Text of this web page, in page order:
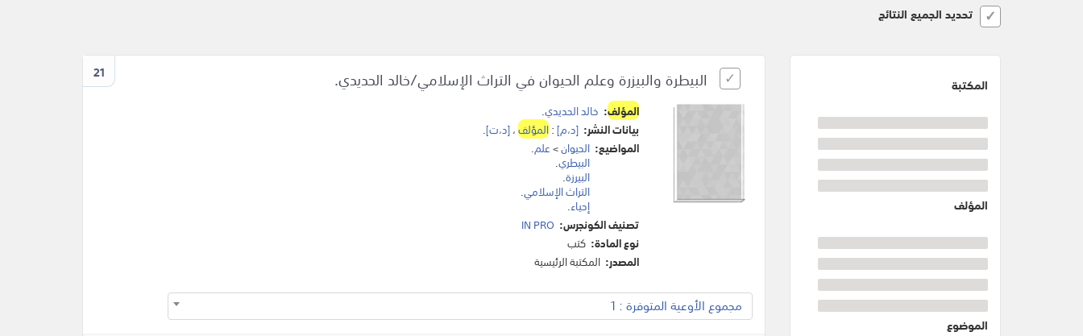
تحديد الجميع النتائج
المكتبة
المؤلف
الموضوع
21 البيطرة والبيزرة وعلم الحيوان في التراث الإسلامي/خالد الحديدي.
المؤلف: خالد الحديدي.
بيانات النشر: [د،م]:المؤلف،[د،ت].
المواضيع: الحيوان>علم.
البيطري.
البيرزة.
التراث الإسلامي.
إحياء.
تصنيف الكونجرس: IN PRO
نوع المادة: كتب
المصدر: المكتبة الرئيسية
مجموع الأوعية المتوفرة : 1